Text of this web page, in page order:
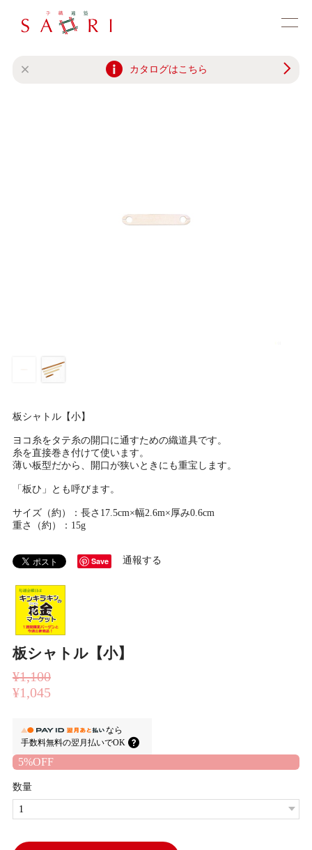
カタログはこちら
板シャトル【小】
¥1,100
¥1,045
なら
手数料無料の翌月払いでOK
5%OFF
数量
板シャトル【小】
ヨコ糸をタテ糸の開口に通すための織道具です。
糸を直接巻き付けて使います。
薄い板型だから、開口が狭いときにも重宝します。
「板ひ」とも呼びます。
サイズ（約）：長さ17.5cm×幅2.6m×厚み0.6cm
重さ（約）：15g
Save 通報する